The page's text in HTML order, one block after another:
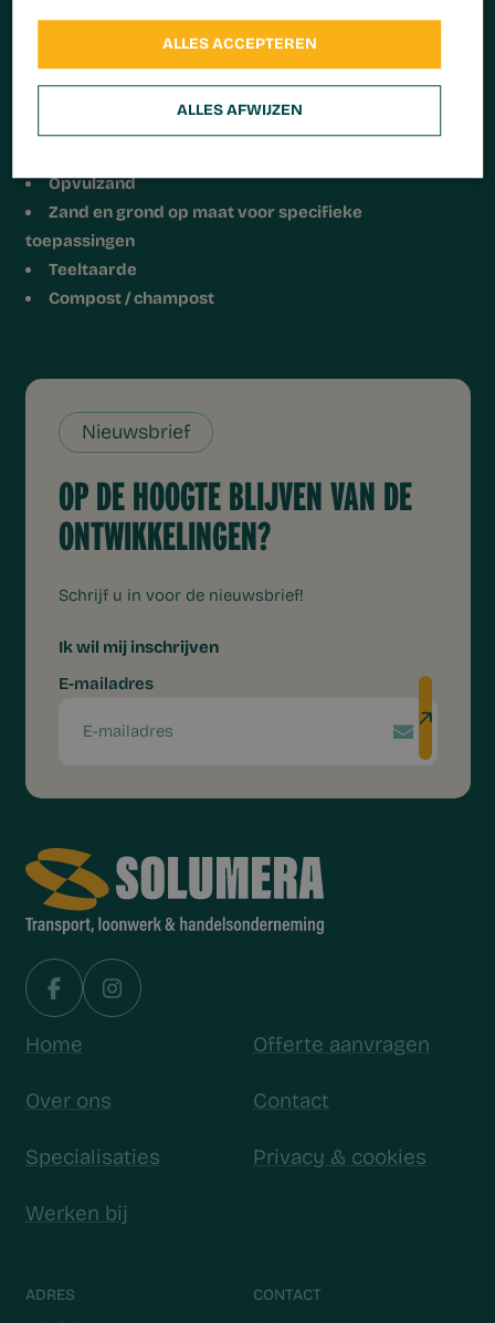
GROND- EN ZANDDEPOT EMMELOORD
Vanuit ons depot in Emmeloord leveren wij verschillende
soorten grond en zand, afgestemd op uw project:
Opvulzand
Zand en grond op maat voor specifieke
toepassingen
Teeltaarde
Compost / champost
Nieuwsbrief
OP DE HOOGTE BLIJVEN VAN DE
ONTWIKKELINGEN?
Schrijf u in voor de nieuwsbrief!
Ik wil mij inschrijven
E-mailadres
Home
Over ons
Specialisaties
Werken bij
Offerte aanvragen
Contact
Privacy & cookies
ADRES CONTACT
ALLES ACCEPTEREN
ALLES AFWIJZEN